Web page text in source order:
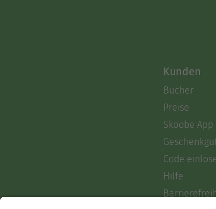
Kunden
Bücher
Preise
Skoobe App
Code
Hilfe